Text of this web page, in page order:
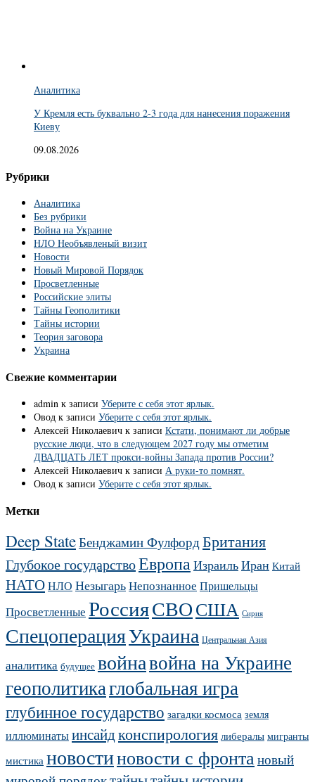
Аналитика
У Кремля есть буквально 2-3 года для нанесения поражения
Киеву
09.08.2026
Рубрики
Аналитика
Без рубрики
Война на Украине
НЛО Необъявленый визит
Новости
Новый Мировой Порядок
Просветленные
Российские элиты
Тайны Геополитики
Тайны истории
Теория заговора
Украина
Свежие комментарии
admin к записи Уберите с себя этот ярлык.
Овод к записи Уберите с себя этот ярлык.
Алексей Николаевич к записи Кстати, понимают ли добрые
русские люди, что в следующем 2027 году мы отметим
ДВАДЦАТЬ ЛЕТ прокси-войны Запада против России?
Алексей Николаевич к записи А руки-то помнят.
Овод к записи Уберите с себя этот ярлык.
Метки
Deep StateБенджамин ФулфордБритания
Глубокое государствоЕвропаИзраильИран Китай
НАТОНЛО НезыгарьНепознанное Пришельцы
Просветленные РоссияСВОСША Сирия
СпецоперацияУкраина Центральная Азия
аналитика будущее войнавойна на Украине
геополитикаглобальная игра
глубинное государство загадки космоса земля
иллюминатыинсайдконспирология либералы мигранты
мистика новостиновости с фронтановый